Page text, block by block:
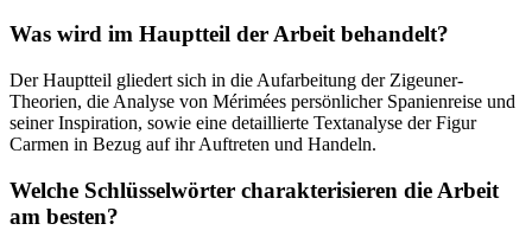
Was wird im Hauptteil der Arbeit behandelt?
Der Hauptteil gliedert sich in die Aufarbeitung der Zigeuner-
Theorien, die Analyse von Mérimées persönlicher Spanienreise und
seiner Inspiration, sowie eine detaillierte Textanalyse der Figur
Carmen in Bezug auf ihr Auftreten und Handeln.
Welche Schlüsselwörter charakterisieren die Arbeit
am besten?